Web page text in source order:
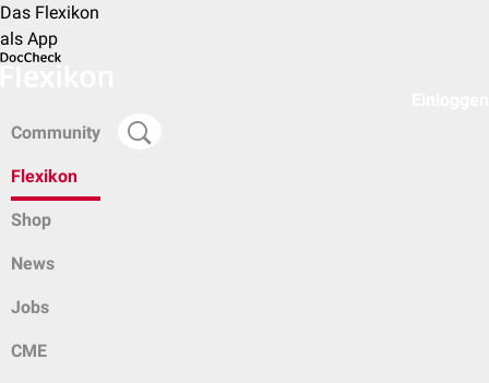
Das Flexikon
als App
Community
Flexikon
Shop
News
Jobs
CME